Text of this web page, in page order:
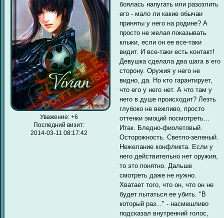
Уважение: +6
Последний визит:
2014-03-11 08:17:42
боялась напугать или разозлить
его - мало ли какие обычаи
приняты у него на родине? А
просто не желая показывать
клыки, если он ее все-таки
видит. И все-таки есть контакт!
Девушка сделала два шага в его
сторону. Оружия у него не
видно, да. Но кто гарантирует,
что его у него нет. А что там у
него в душе происходит? Лезть
глубоко не вежливо, просто
оттенки эмоций посмотреть...
Итак. Бледно-фиолетовый.
Осторожность. Светло-зеленый.
Нежелание конфликта. Если у
него действительно нет оружия,
то это понятно. Дальше
смотреть даже не нужно.
Хватает того, что он, что он не
будет пытаться ее убить. "В
который раз..." - насмешливо
подсказал внутренний голос,